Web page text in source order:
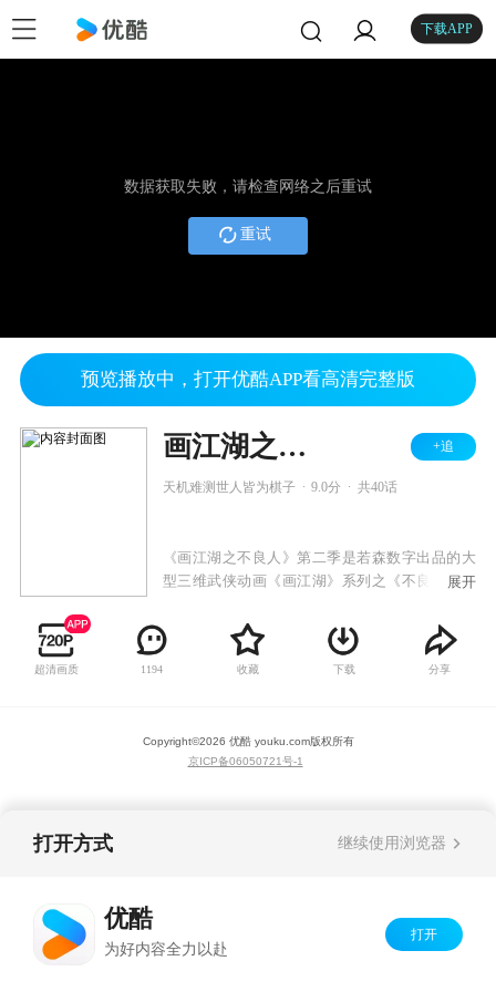
下载APP
数据获取失败，请检查网络之后重试
重试
预览播放中，打开优酷APP看高清完整版
画江湖之不良人 第二季 +追
天机难测世人皆为棋子 9.0分 共40话
《画江湖之不良人》第二季是若森数字出品的大
型三维武侠动画《画江湖》系列之《不良人》的
教、通文馆、幻音坊、天师府等江湖势力闻风而
动！问诸王，谁能扬刀立马号令天下！大唐遗孤
李星云这个龙泉宝藏的关键人物，是再造大唐盛
人》第二季继续为你演绎浪漫而辉煌的中国式传
奇武侠！
展开
超清画质 1194 收藏 下载 分享
Copyright©2026 优酷 youku.com版权所有
京ICP备06050721号-1
打开方式 继续使用浏览器
优酷
为好内容全力以赴
打开